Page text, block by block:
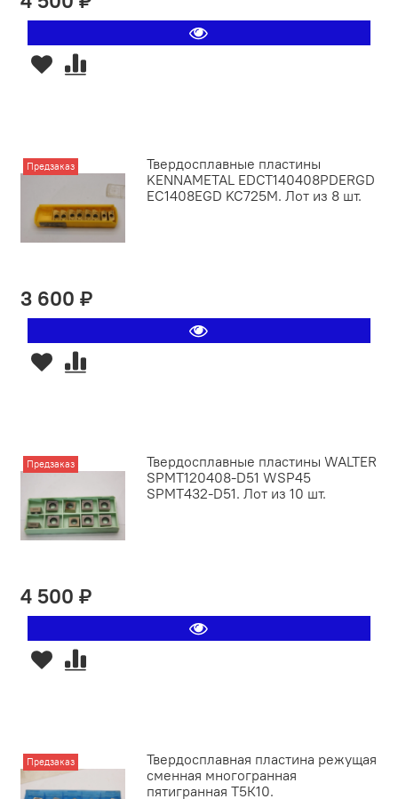
Предзаказ
Твердосплавные пластины
KENNAMETAL EDCT140408PDERGD
EC1408EGD KC725M. Лот из 8 шт.
3 600 ₽
Предзаказ
Твердосплавные пластины WALTER
SPMT120408-D51 WSP45
SPMT432-D51. Лот из 10 шт.
4 500 ₽
Предзаказ
Твердосплавная пластина режущая
сменная многогранная
пятигранная Т5К10.